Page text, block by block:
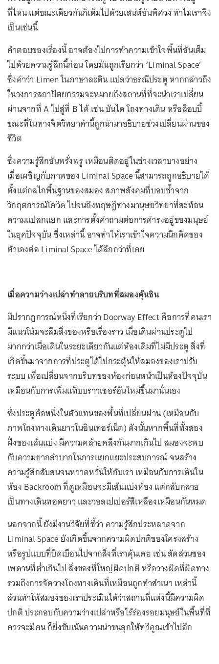
ที่ไหน แต่ขณะเดียวกันก็เต็มไปด้วยเสน่ห์อันพิศวง ทำไมเราจึง
เป็นเช่นนี้
คำตอบของเรื่องนี้ อาจต้องไปการทำความเข้าใจพื้นที่อันเต็ม
ไปด้วยความรู้สึกนี้ก่อน โดยมันถูกเรียกว่า ‘Liminal Space’
ซึ่งคำว่า Limen ในภาษาละติน แปลว่าธรณีประตู หากกล่าวถึง
ในวงการสถาปัตยกรรมจะหมายถึงสถานที่ที่จะนำเราเปลี่ยน
ผ่านจากที่ A ไปสู่ที่ B ได้ เช่น บันได โถงทางเดิน หรือล็อบบี้
ขณะที่ในทางจิตวิทยาคำนี้ถูกนำมาอธิบายช่วงเปลี่ยนผ่านของ
ชีวิต
ซึ่งความรู้สึกอันพรั่งพรู เหมือนติดอยู่ในช่วงเวลาบางอย่าง
เมื่อเผชิญกับภาพของ Liminal Space นี้สามารถถูกอธิบายได้
ตั้งแต่กลไกพื้นฐานของสมอง สภาพสังคมที่บอบช้ำจาก
วิกฤตการณ์โควิด ไปจนถึงทฤษฎีทางมานุษยวิทยาที่สะท้อน
ความแปลกแยก และการตั้งคำถามต่อการดำรงอยู่ของมนุษย์
ในยุคปัจจุบัน ซึ่งเหล่านี้ อาจทำให้เราเข้าใจความนึกคิดของ
ตัวเองต่อ Liminal Space ได้ลึกกว่าที่เคย
เมื่อความว่างเปล่าทำลายบริบทที่สมองคุ้นชิน
มีปรากฏการณ์หนึ่งที่เรียกว่า Doorway Effect คือการที่คนเรา
มีแนวโน้มจะลืมสิ่งของหรือเรื่องราว เมื่อเดินผ่านประตูไป
มากกว่าเมื่อเดินในระยะเดียวกันแต่ห้องเดิมที่ไม่มีประตู สิ่งที่
เกิดขึ้นมาจากการที่ประตูได้ไปกระตุ้นให้สมองของเราปรับ
ระบบ เพื่อเปลี่ยนจากบริบทของห้องก่อนหน้าเป็นห้องปัจจุบัน
เหมือนกับการเพิ่มแท็บบราวเซอร์อันใหม่ขึ้นมานั่นเอง
ซึ่งประตูคือหนึ่งในตัวแทนของพื้นที่เปลี่ยนผ่าน (เหมือนกับ
ภาพโถงทางเดินยาวในอินเทอร์เน็ต) ดังนั้นหากพื้นที่ทั้งสอง
ฝั่งของเส้นแบ่ง มีความคล้ายคลึงกันมากเกินไป สมองจะพบ
กับความยากลำบากในการแยกแยะประสบการณ์ จนสร้าง
ความรู้สึกสับสนจนหวาดหวั่นให้กับเรา เหมือนกับการเดินใน
ห้อง Backroom ที่ดูเหมือนจะมีเส้นแบ่งห้อง แต่กลับกลาย
เป็นทางเดินทอดยาว และวอลเปเปอร์สีเหลืองเหมือนกันหมด
นอกจากนี้ ยังมีงานวิจัยที่ชี้ว่า ความรู้สึกประหลาดจาก
Liminal Space ยังเกิดขึ้นจากความผิดปกติของโครงสร้าง
หรือรูปแบบที่บิดเบือนไปจากสิ่งที่เราคุ้นเคย เช่น สัดส่วนของ
เพดานที่ต่ำเกินไป สิ่งของที่ใหญ่ผิดปกติ หรือวางผิดที่ผิดทาง
รวมถึงการจัดวางโถงทางเดินที่เหมือนถูกทำสำเนา เหล่านี้
ล้วนทำให้สมองของเราประเมินได้ว่าสถานที่แห่งนี้มีความผิด
ปกติ ประกอบกับความว่างเปล่าหรือไร้ร่องรอยมนุษย์ในพื้นที่ที่
ควรจะมีคน ก็ยิ่งขับเน้นความน่าขนลุกให้ทวีคูณเข้าไปอีก